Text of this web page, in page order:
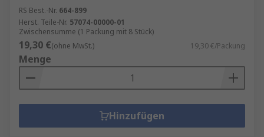
RS Best.-Nr. 664-899
Herst. Teile-Nr. 57074-00000-01
Zwischensumme (1 Packung mit 8 Stück)
19,30 €(ohne MwSt.) 19,30 €/Packung
Menge
Hinzufügen